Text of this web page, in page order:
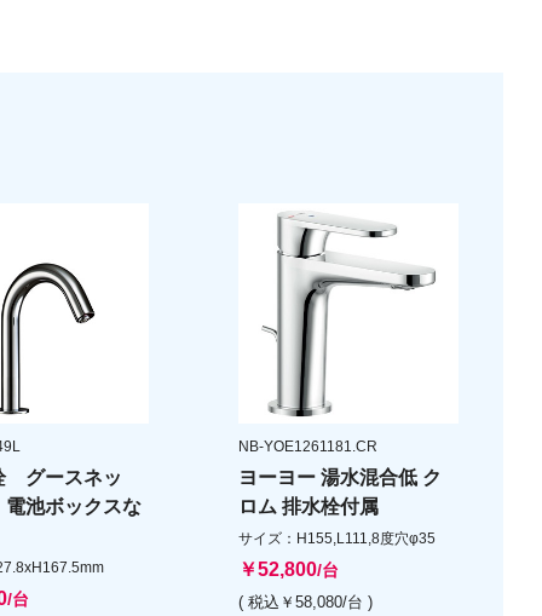
グースネッ
池ボックスな
/台
NB-YOE1261181.CR
ヨーヨー 湯水混合低 ク
ロム 排水栓付属
サイズ：H155,L111,8度穴φ35
￥52,800/台
( 税込￥58,080/台 )